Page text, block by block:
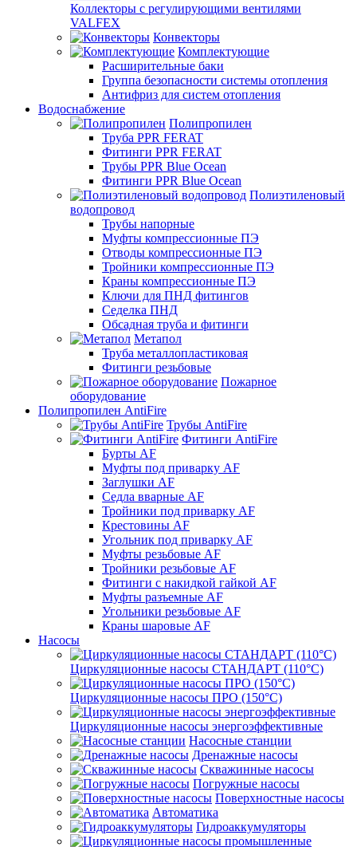
Коллекторы с регулирующими вентилями
VALFEX
Конвекторы
Комплектующие
Расширительные баки
Группа безопасности системы отопления
Антифриз для систем отопления
Водоснабжение
Полипропилен
Труба PPR FERAT
Фитинги PPR FERAT
Трубы PPR Blue Ocean
Фитинги PPR Blue Ocean
Полиэтиленовый
водопровод
Трубы напорные
Муфты компрессионные ПЭ
Отводы компрессионные ПЭ
Тройники компрессионные ПЭ
Краны компрессионные ПЭ
Ключи для ПНД фитингов
Седелка ПНД
Обсадная труба и фитинги
Метапол
Труба металлопластиковая
Фитинги резьбовые
Пожарное
оборудование
Полипропилен AntiFire
Трубы AntiFire
Фитинги AntiFire
Бурты AF
Муфты под приварку AF
Заглушки AF
Седла вварные AF
Тройники под приварку AF
Крестовины AF
Угольник под приварку AF
Муфты резьбовые AF
Тройники резьбовые AF
Фитинги с накидкой гайкой AF
Муфты разъемные AF
Угольники резьбовые AF
Краны шаровые AF
Насосы
Циркуляционные насосы СТАНДАРТ (110°C)
Циркуляционные насосы ПРО (150°C)
Циркуляционные насосы энергоэффективные
Насосные станции
Дренажные насосы
Скважинные насосы
Погружные насосы
Поверхностные насосы
Автоматика
Гидроаккумуляторы